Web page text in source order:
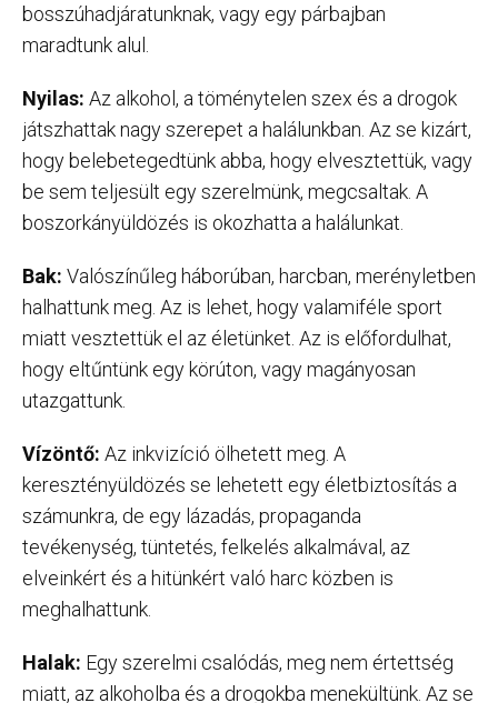
bosszúhadjáratunknak, vagy egy párbajban
maradtunk alul.
Nyilas: Az alkohol, a töménytelen szex és a drogok
játszhattak nagy szerepet a halálunkban. Az se kizárt,
hogy belebetegedtünk abba, hogy elvesztettük, vagy
be sem teljesült egy szerelmünk, megcsaltak. A
boszorkányüldözés is okozhatta a halálunkat.
Bak: Valószínűleg háborúban, harcban, merényletben
halhattunk meg. Az is lehet, hogy valamiféle sport
miatt vesztettük el az életünket. Az is előfordulhat,
hogy eltűntünk egy körúton, vagy magányosan
utazgattunk.
Vízöntő: Az inkvizíció ölhetett meg. A
keresztényüldözés se lehetett egy életbiztosítás a
számunkra, de egy lázadás, propaganda
tevékenység, tüntetés, felkelés alkalmával, az
elveinkért és a hitünkért való harc közben is
meghalhattunk.
Halak: Egy szerelmi csalódás, meg nem értettség
miatt, az alkoholba és a drogokba menekültünk. Az se